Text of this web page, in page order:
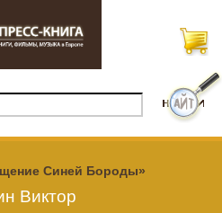
Синей Бороды»
Виктор